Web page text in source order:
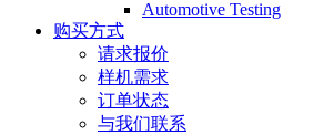
Automotive Testing
购买方式
请求报价
样机需求
订单状态
与我们联系